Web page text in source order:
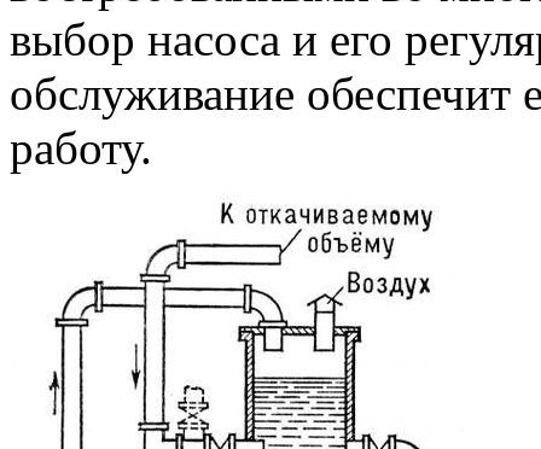
выбор насоса и его
обслуживание обеспечит
работу.